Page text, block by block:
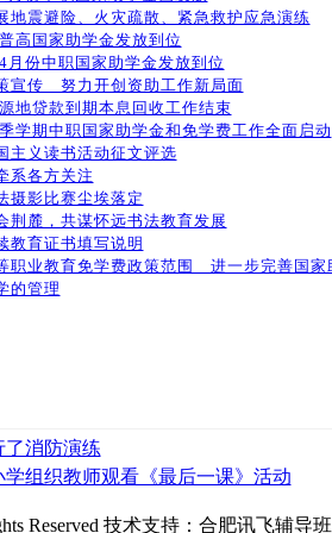
地震避险、火灾疏散、紧急救护应急演练
高国家助学金发放到位
月份中职国家助学金发放到位
宣传 努力开创资助工作新局面
地贷款到期本息回收工作结束
学期中职国家助学金和免学费工作全面启动
主义读书活动征文评选
系各方关注
摄影比赛尘埃落定
荆麓，共谋怀远书法教育发展
教育证书填写说明
职业教育免学费政策范围 进一步完善国家
的管理
了消防演练
组织教师观看《最后一课》活动
Reserved 技术支持： 合肥讯飞辅导班